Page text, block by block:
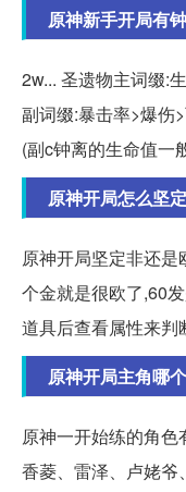
原神新手开局有
2w... 圣遗物主词缀:
副词缀:暴击率>爆伤
(副c钟离的生命值一
原神开局怎么坚
原神开局坚定非还
个金就是很欧了,60
道具后查看属性来判
原神开局主角哪
原神一开始练的角色
香菱、雷泽、卢姥爷